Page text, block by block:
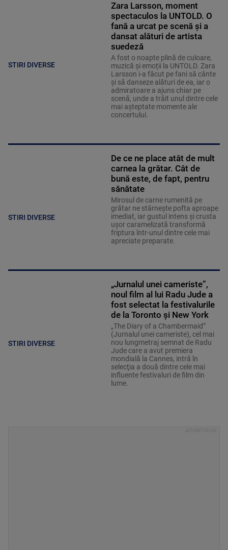
STIRI DIVERSE
Zara Larsson, moment
spectaculos la UNTOLD. O
fană a urcat pe scenă și a
dansat alături de artista
suedeză
A fost o noapte plină de culoare,
muzică și emoții la UNTOLD. Zara
Larsson i-a făcut pe fani să cânte
și să danseze alături de ea, iar o
admiratoare a ajuns chiar pe
scenă, unde a trăit unul dintre cele
mai așteptate momente ale
concertului.
STIRI DIVERSE
De ce ne place atât de mult
carnea la grătar. Cât de
bună este, de fapt, pentru
sănătate
Mirosul de carne rumenită pe
grătar ne stârnește pofta aproape
imediat, iar gustul intens și crusta
ușor caramelizată transformă
friptura într-unul dintre cele mai
apreciate preparate.
STIRI DIVERSE
„Jurnalul unei cameriste”,
noul film al lui Radu Jude a
fost selectat la festivalurile
de la Toronto și New York
„The Diary of a Chambermaid”
(Jurnalul unei cameriste), cel mai
nou lungmetraj semnat de Radu
Jude care a avut premiera
mondială la Cannes, intră în
selecţia a două dintre cele mai
influente festivaluri de film din
lume.